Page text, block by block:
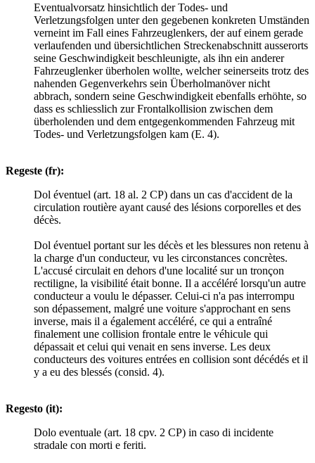
Eventualvorsatz hinsichtlich der Todes- und
Verletzungsfolgen unter den gegebenen konkreten Umständen
verneint im Fall eines Fahrzeuglenkers, der auf einem gerade
verlaufenden und übersichtlichen Streckenabschnitt ausserorts
seine Geschwindigkeit beschleunigte, als ihn ein anderer
Fahrzeuglenker überholen wollte, welcher seinerseits trotz des
nahenden Gegenverkehrs sein Überholmanöver nicht
abbrach, sondern seine Geschwindigkeit ebenfalls erhöhte, so
dass es schliesslich zur Frontalkollision zwischen dem
überholenden und dem entgegenkommenden Fahrzeug mit
Todes- und Verletzungsfolgen kam (E. 4).
Regeste (fr):
Dol éventuel (art. 18 al. 2 CP) dans un cas d'accident de la
circulation routière ayant causé des lésions corporelles et des
décès.
Dol éventuel portant sur les décès et les blessures non retenu à
la charge d'un conducteur, vu les circonstances concrètes.
L'accusé circulait en dehors d'une localité sur un tronçon
rectiligne, la visibilité était bonne. Il a accéléré lorsqu'un autre
conducteur a voulu le dépasser. Celui-ci n'a pas interrompu
son dépassement, malgré une voiture s'approchant en sens
inverse, mais il a également accéléré, ce qui a entraîné
finalement une collision frontale entre le véhicule qui
dépassait et celui qui venait en sens inverse. Les deux
conducteurs des voitures entrées en collision sont décédés et il
y a eu des blessés (consid. 4).
Regesto (it):
Dolo eventuale (art. 18 cpv. 2 CP) in caso di incidente
stradale con morti e feriti.